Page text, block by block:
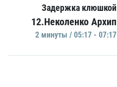
Задержка клюшкой
12.Неколенко Архип
2 минуты / 05:17 - 07:17